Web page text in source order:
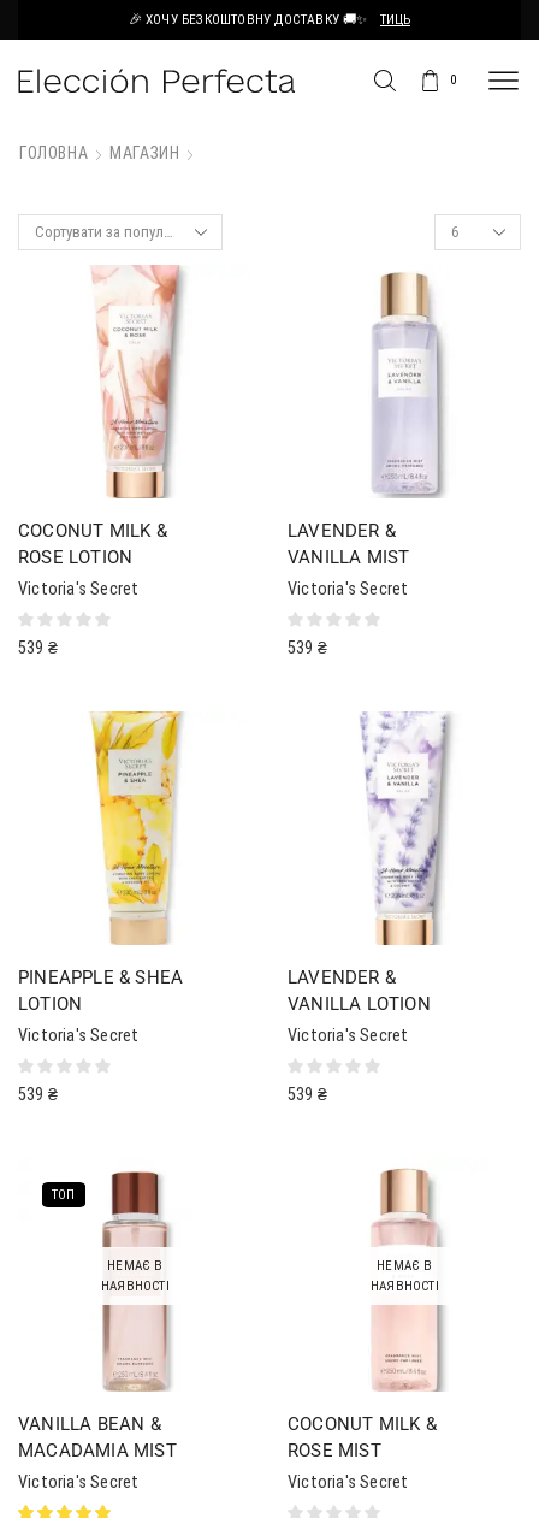
🎉 ХОЧУ БЕЗКОШТОВНУ ДОСТАВКУ 🚚✨ ТИЦЬ
0
ГОЛОВНА МАГАЗИН
COCONUT MILK &
ROSE LOTION
Victoria's Secret
539 ₴
LAVENDER &
VANILLA MIST
Victoria's Secret
539 ₴
PINEAPPLE & SHEA
LOTION
Victoria's Secret
539 ₴
LAVENDER &
VANILLA LOTION
Victoria's Secret
539 ₴
ТОП
НЕМАЄ В
НАЯВНОСТІ
VANILLA BEAN &
MACADAMIA MIST
Victoria's Secret
НЕМАЄ В
НАЯВНОСТІ
COCONUT MILK &
ROSE MIST
Victoria's Secret